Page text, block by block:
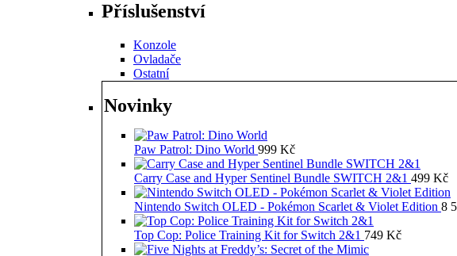
Příslušenství
Konzole
Ovladače
Ostatní
Novinky
Paw Patrol: Dino World 999 Kč
Carry Case and Hyper Sentinel Bundle SWITCH 2&1 499 Kč
Nintendo Switch OLED - Pokémon Scarlet & Violet Edition 8
Top Cop: Police Training Kit for Switch 2&1 749 Kč